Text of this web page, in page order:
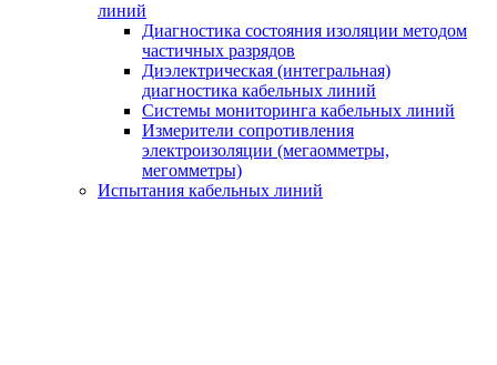
линий
Диагностика состояния изоляции методом
частичных разрядов
Диэлектрическая (интегральная)
диагностика кабельных линий
Системы мониторинга кабельных линий
Измерители сопротивления
электроизоляции (мегаомметры,
мегомметры)
Испытания кабельных линий